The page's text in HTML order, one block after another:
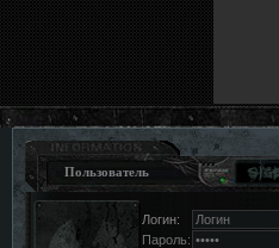
Пользователь
Логин:
Пароль: